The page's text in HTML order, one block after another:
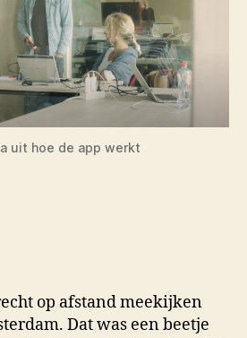
uit hoe de app werkt
op afstand meekijken
Dat was een beetje